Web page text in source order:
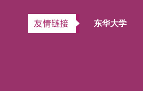
东华大学